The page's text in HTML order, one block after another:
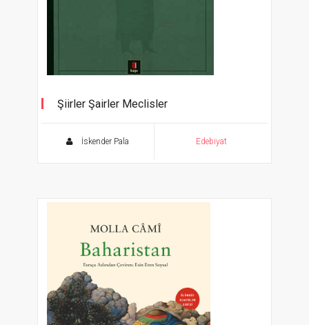
Şiirler Şairler Meclisler
İskender Pala Edebiyat